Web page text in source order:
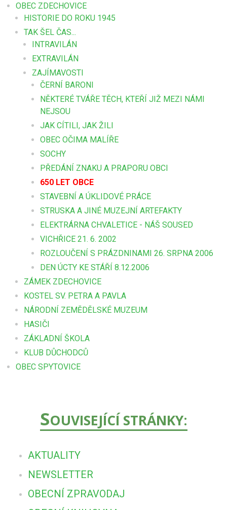
OBEC ZDECHOVICE
HISTORIE DO ROKU 1945
TAK ŠEL ČAS...
INTRAVILÁN
EXTRAVILÁN
ZAJÍMAVOSTI
ČERNÍ BARONI
NĚKTERÉ TVÁŘE TĚCH, KTEŘÍ JIŽ MEZI NÁMI
NEJSOU
JAK CÍTILI, JAK ŽILI
OBEC OČIMA MALÍŘE
SOCHY
PŘEDÁNÍ ZNAKU A PRAPORU OBCI
650 LET OBCE
STAVEBNÍ A ÚKLIDOVÉ PRÁCE
STRUSKA A JINÉ MUZEJNÍ ARTEFAKTY
ELEKTRÁRNA CHVALETICE - NÁŠ SOUSED
VICHŘICE 21. 6. 2002
ROZLOUČENÍ S PRÁZDNINAMI 26. SRPNA 2006
DEN ÚCTY KE STÁŘÍ 8.12.2006
ZÁMEK ZDECHOVICE
KOSTEL SV. PETRA A PAVLA
NÁRODNÍ ZEMĚDĚLSKÉ MUZEUM
HASIČI
ZÁKLADNÍ ŠKOLA
KLUB DŮCHODCŮ
OBEC SPYTOVICE
SOUVISEJÍCÍ STRÁNKY:
AKTUALITY
NEWSLETTER
OBECNÍ ZPRAVODAJ